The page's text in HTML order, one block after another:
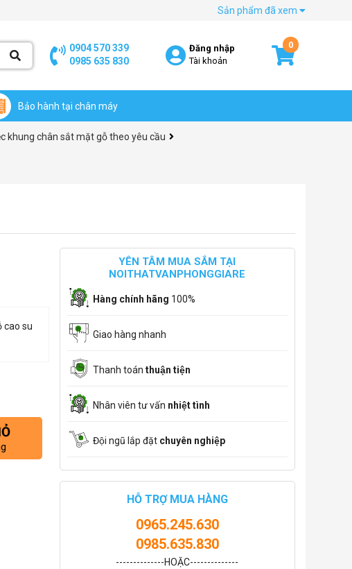
Sản phẩm đã xem
0904 570 339
0985 635 830
Đăng nhập
Tài khoản
0
Bảo hành tại chân máy
khung chân sắt mặt gỗ theo yêu cầu
cao su
YÊN TÂM MUA SẮM TẠI
NOITHATVANPHONGGIARE
Hàng chính hãng 100%
Giao hàng nhanh
Thanh toán thuận tiện
Nhân viên tư vấn nhiệt tình
Đội ngũ lắp đặt chuyên nghiệp
HỖ TRỢ MUA HÀNG
0965.245.630
0985.635.830
--------------HOẶC--------------